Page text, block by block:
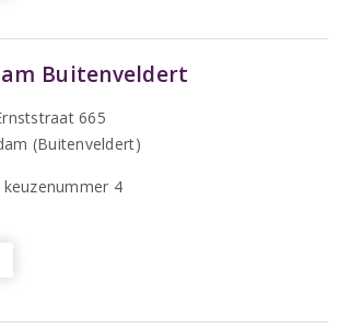
Buitenveldert
665
(Buitenveldert)
keuzenummer 4